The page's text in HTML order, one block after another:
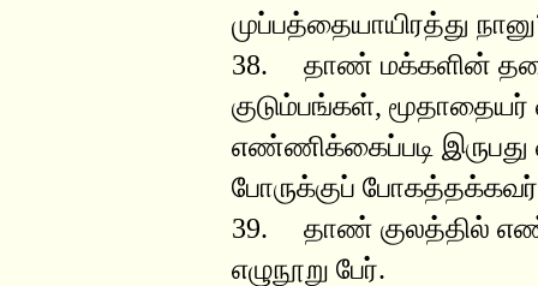
முப்பத்தையாயிரத்து
38. தாண் மக்களின்
குடும்பங்கள்,
எண்ணிக்கைப்படி இருபது
போருக்குப்
39. தாண் குலத்தில்
எழுநூறு பேர்.